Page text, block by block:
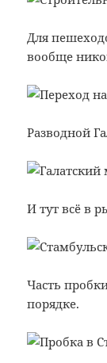
Для
вообще
Разводной
И тут всё в
Часть
порядке.